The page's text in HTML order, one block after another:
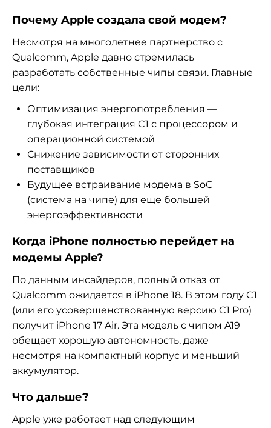
Почему Apple создала свой модем?
Несмотря на многолетнее партнерство с
Qualcomm, Apple давно стремилась
разработать собственные чипы связи. Главные
цели:
Оптимизация энергопотребления —
глубокая интеграция C1 с процессором и
операционной системой
Снижение зависимости от сторонних
поставщиков
Будущее встраивание модема в SoC
(система на чипе) для еще большей
энергоэффективности
Когда iPhone полностью перейдет на
модемы Apple?
По данным инсайдеров, полный отказ от
Qualcomm ожидается в iPhone 18. В этом году C1
(или его усовершенствованную версию C1 Pro)
получит iPhone 17 Air. Эта модель с чипом A19
обещает хорошую автономность, даже
несмотря на компактный корпус и меньший
аккумулятор.
Что дальше?
Apple уже работает над следующим